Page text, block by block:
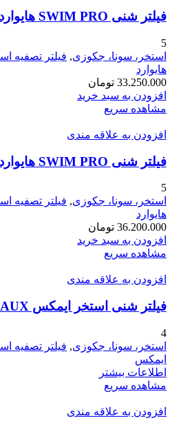
فیلتر شنی SWIM PRO هایوارد مدل VL240
5
استخر، سونا، جکوزی, فیلتر تصفیه
هایوارد
33.250.000 تومان
افزودن به سبد خرید
مشاهده سریع
افزودن به علاقه مندی
فیلتر شنی SWIM PRO هایوارد مدل VL210
5
استخر، سونا، جکوزی, فیلتر تصفیه
هایوارد
36.200.000 تومان
افزودن به سبد خرید
مشاهده سریع
افزودن به علاقه مندی
فیلتر شنی استخر ایمکس EMAUX مدل MFS35
4
استخر، سونا، جکوزی, فیلتر تصفیه
ایمکس
اطلاعات بیشتر
مشاهده سریع
افزودن به علاقه مندی